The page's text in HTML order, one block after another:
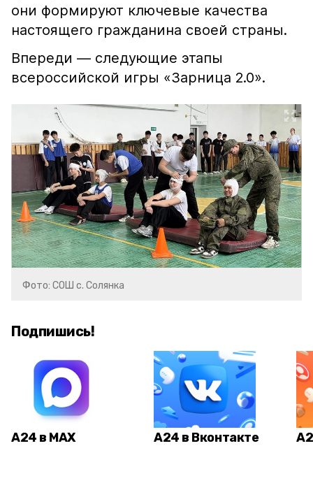
они формируют ключевые качества
настоящего гражданина своей страны.
Впереди — следующие этапы
всероссийской игры «Зарница 2.0».
Фото: СОШ с. Солянка
Подпишись!
А24 в MAX А24 в Вконтакте